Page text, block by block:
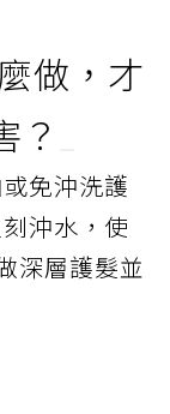
做，才
？
免沖洗護
沖水，使
深層護髮並